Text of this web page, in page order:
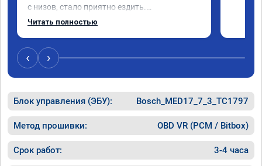
с низов, стало приятно ездить.
Одни из лучших трат, в авто! 🔥
Читать полностью
‹ ›
Блок управления (ЭБУ): Bosch_MED17_7_3_TC1797
Метод прошивки: OBD VR (PCM / Bitbox)
Срок работ: 3-4 часа